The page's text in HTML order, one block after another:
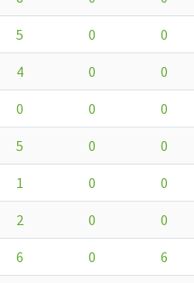
5 0 0
4 0 0
0 0 0
5 0 0
1 0 0
2 0 0
6 0 6